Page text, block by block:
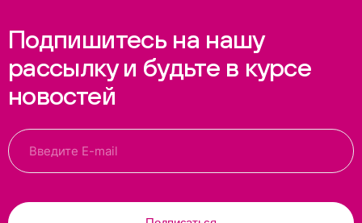
Подпишитесь на нашу
рассылку и будьте в курсе
новостей